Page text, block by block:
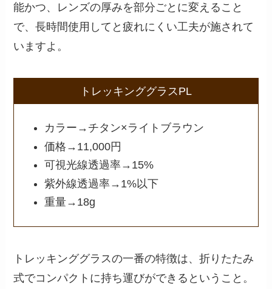
能かつ、レンズの厚みを部分ごとに変えること
で、長時間使用してと疲れにくい工夫が施されて
いますよ。
トレッキンググラスPL
カラー→チタン×ライトブラウン
価格→11,000円
可視光線透過率→15%
紫外線透過率→1%以下
重量→18g
トレッキンググラスの一番の特徴は、折りたたみ
式でコンパクトに持ち運びができるということ。